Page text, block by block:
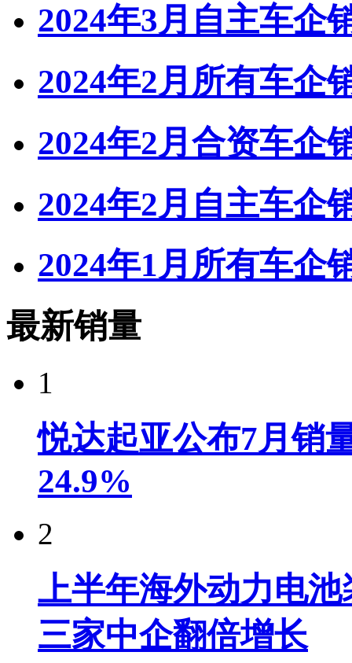
2024年3月自主车企
2024年2月所有车企
2024年2月合资车企
2024年2月自主车企
2024年1月所有车企
最新销量
1
悦达起亚公布7月销
24.9%
2
上半年海外动力电
三家中企翻倍增长